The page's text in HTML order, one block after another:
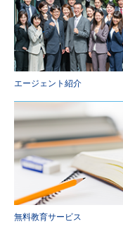
エージェント紹介
無料教育サービス